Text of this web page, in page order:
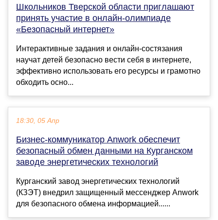
Школьников Тверской области приглашают
принять участие в онлайн-олимпиаде
«Безопасный интернет»
Интерактивные задания и онлайн-состязания
научат детей безопасно вести себя в интернете,
эффективно использовать его ресурсы и грамотно
обходить осно...
18:30, 05 Апр
Бизнес-коммуникатор Anwork обеспечит
безопасный обмен данными на Курганском
заводе энергетических технологий
Курганский завод энергетических технологий
(КЗЭТ) внедрил защищенный мессенджер Anwork
для безопасного обмена информацией......